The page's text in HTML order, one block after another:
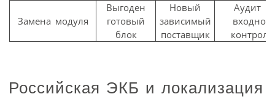
Замена модуля
Выгоден
готовый
блок
Новый
зависимый
поставщик
Аудит и
входной
контроль
Российская ЭКБ и локализация